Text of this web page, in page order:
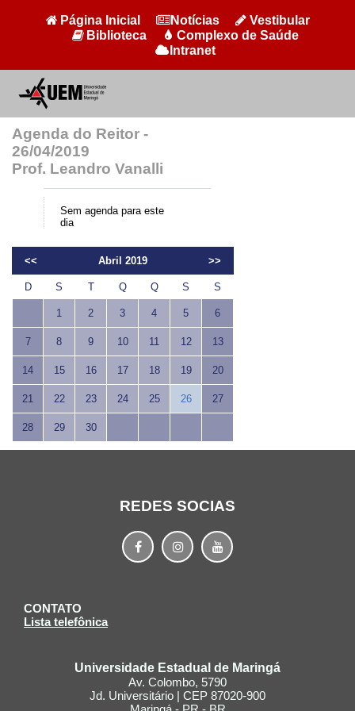
Página Inicial Notícias
Vestibular
Biblioteca
Complexo de Saúde
Intranet
Agenda do Reitor -
26/04/2019
Prof. Leandro Vanalli
Sem agenda para este
dia
<< Abril 2019 >>
D S T Q Q S S
1 2 3 4 5 6
7 8 9 10 11 12 13
14 15 16 17 18 19 20
21 22 23 24 25 26 27
28 29 30
REDES SOCIAS
CONTATO
Lista telefônica
Universidade Estadual de Maringá
Av. Colombo, 5790
Jd. Universitário | CEP 87020-900